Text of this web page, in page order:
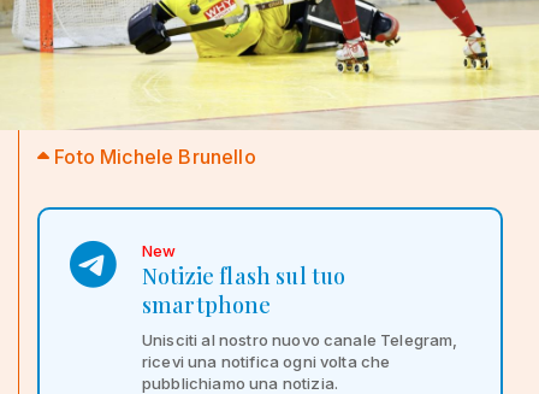
Foto Michele Brunello
New
Notizie flash sul tuo
smartphone
Unisciti al nostro nuovo canale Telegram,
ricevi una notifica ogni volta che
pubblichiamo una notizia.